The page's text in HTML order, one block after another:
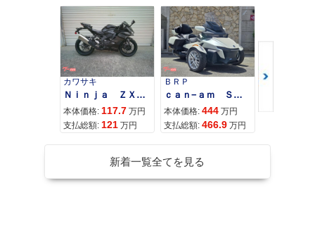
カワサキ
Ｎｉｎｊａ ＺＸ−４Ｒ ＳＥ
本体価格: 117.7 万円
支払総額: 121 万円
ＢＲＰ
ｃａｎ−ａｍ ＳＰＹＤＥＲ ＲＴ ＬＩＭＩＴＥＤ
本体価格: 444 万円
支払総額: 466.9 万円
スズキ
本体価格:
新着一覧全てを見る